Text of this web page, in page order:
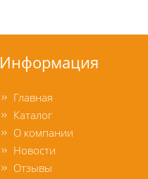
Информация
Главная
Каталог
О компании
Новости
Отзывы